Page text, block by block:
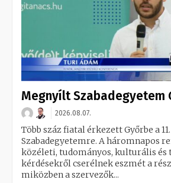
Megnyílt Szabadegyetem
2026.08.07.
Több száz fiatal érkezett Győrbe a 11.
Szabadegyetemre. A háromnapos
közéleti, tudományos, kulturális és
kérdésekről cserélnek eszmét a
miközben a szervezők...